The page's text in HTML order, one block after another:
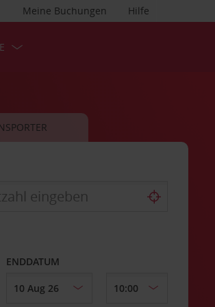
Hilfe
Meine Buchungen
ENDDATUM